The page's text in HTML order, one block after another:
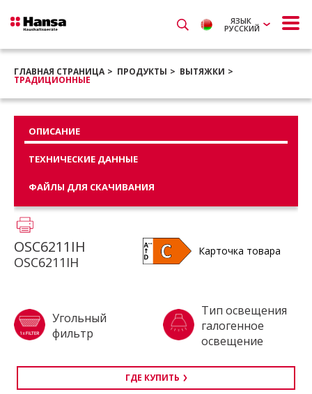
ЯЗЫК
РУССКИЙ
ГЛАВНАЯ СТРАНИЦА ПРОДУКТЫ ВЫТЯЖКИ
ТРАДИЦИОННЫЕ
ОПИСАНИЕ
ТЕХНИЧЕСКИЕ ДАННЫЕ
ФАЙЛЫ ДЛЯ СКАЧИВАНИЯ
OSC6211IH
OSC6211IH
Карточка товара
Угольный
фильтр
Тип освещения
галогенное
освещение
ГДЕ КУПИТЬ